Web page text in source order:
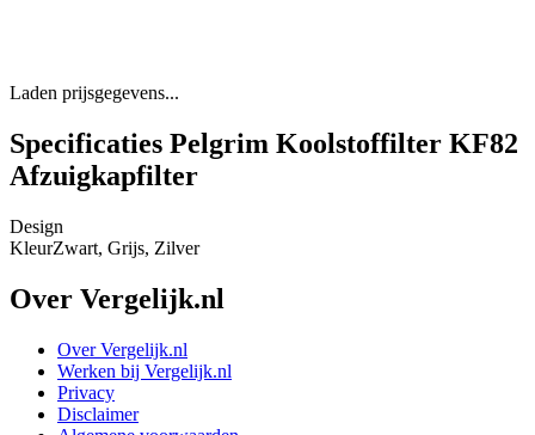
Laden prijsgegevens...
Specificaties Pelgrim Koolstoffilter KF82
Afzuigkapfilter
Design
KleurZwart, Grijs, Zilver
Over Vergelijk.nl
Over Vergelijk.nl
Werken bij Vergelijk.nl
Privacy
Disclaimer